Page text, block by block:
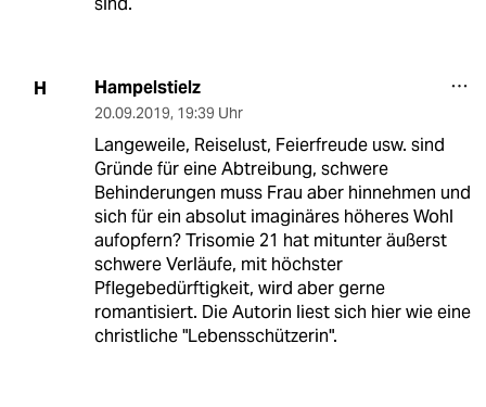
H Hampelstielz
20.09.2019, 19:39 Uhr
Langeweile, Reiselust, Feierfreude usw. sind
Gründe für eine Abtreibung, schwere
Behinderungen muss Frau aber hinnehmen und
sich für ein absolut imaginäres höheres Wohl
aufopfern? Trisomie 21 hat mitunter äußerst
schwere Verläufe, mit höchster
Pflegebedürftigkeit, wird aber gerne
romantisiert. Die Autorin liest sich hier wie eine
christliche "Lebensschützerin".